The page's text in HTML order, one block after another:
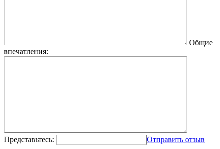
Общие
впечатления:
Представьтесь: Отправить отзыв